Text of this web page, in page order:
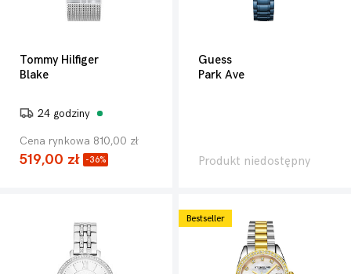
Tommy Hilfiger
Blake
24 godziny
Cena rynkowa 810,00 zł
519,00 zł -36%
Guess
Park Ave
Produkt niedostępny
Bestseller